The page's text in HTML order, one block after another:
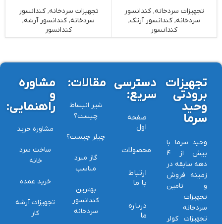
تجهیزات سردخانه,کندانسور
سردخانه,کندانسور آرتک,
کندانسور
تجهیزات سردخانه,کندانسور
سردخانه, کندانسور آرشه,
کندانسور
تجهیزات
برودتی
وحید
سرما
وحید سرما با
بیش از ۴
دهه سابقه در
زمینه فروش
و تامین
تجهیزات
سردخانه
تجهیزات کولر
دسترسی
سریع:
صفحه
اول
محصولات
ارتباط
با ما
درباره
ما
مقالات:
شیر انبساط
چیست؟
چیلر چیست؟
گاز مبرد
مناسب
بهترین
کندانسور
سردخانه
مشاوره
و
راهنمایی:
مشاوره خرید
ساخت سرد
خانه
خرید عمده
تجهیزات آرشه
کار